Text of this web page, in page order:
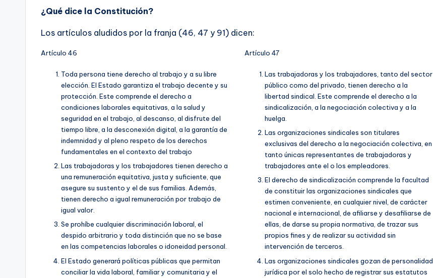
¿Qué dice la Constitución?
Los artículos aludidos por la franja (46, 47 y 91) dicen:
Artículo 46
Toda persona tiene derecho al trabajo y a su libre
elección. El Estado garantiza el trabajo decente y su
protección. Este comprende el derecho a
condiciones laborales equitativas, a la salud y
seguridad en el trabajo, al descanso, al disfrute del
tiempo libre, a la desconexión digital, a la garantía de
indemnidad y al pleno respeto de los derechos
fundamentales en el contexto del trabajo
Las trabajadoras y los trabajadores tienen derecho a
una remuneración equitativa, justa y suficiente, que
asegure su sustento y el de sus familias. Además,
tienen derecho a igual remuneración por trabajo de
igual valor.
Se prohíbe cualquier discriminación laboral, el
despido arbitrario y toda distinción que no se base
en las competencias laborales o idoneidad personal.
El Estado generará políticas públicas que permitan
conciliar la vida laboral, familiar y comunitaria y el
Artículo 47
Las trabajadoras y los trabajadores, tanto del sector
público como del privado, tienen derecho a la
libertad sindical. Este comprende el derecho a la
sindicalización, a la negociación colectiva y a la
huelga.
Las organizaciones sindicales son titulares
exclusivas del derecho a la negociación colectiva, en
tanto únicas representantes de trabajadoras y
trabajadores ante el o los empleadores.
El derecho de sindicalización comprende la facultad
de constituir las organizaciones sindicales que
estimen conveniente, en cualquier nivel, de carácter
nacional e internacional, de afiliarse y desafiliarse de
ellas, de darse su propia normativa, de trazar sus
propios fines y de realizar su actividad sin
intervención de terceros.
Las organizaciones sindicales gozan de personalidad
jurídica por el solo hecho de registrar sus estatutos